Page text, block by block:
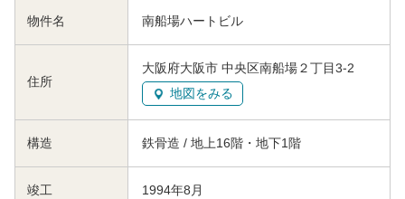
物件名 南船場ハートビル
住所
大阪府大阪市 中央区南船場２丁目3-2
地図をみる
構造 鉄骨造 / 地上16階・地下1階
竣工 1994年8月